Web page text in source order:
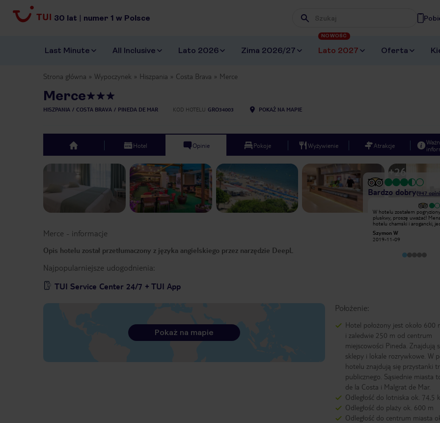
30 lat | numer 1 w Polsce Wpisz frazę, której szukasz
Last Minute All Inclusive Lato 2026 Zima 2026/27 Lato 2027
NOWOŚĆ
Oferta
Strona główna Wypoczynek Hiszpania Costa Brava Merce
Merce
HISZPANIA COSTA BRAVA PINEDA DE MAR KOD HOTELU GRO34003 POKAŻ NA MAPIE
top Hotel Opinie Pokoje Wyżywienie Atrakcje
Previous slide +26
Bardzo dobry(947
Bardzo dobry
Spędziliśmy urlop pięć razy w Hotelu
zwrócić o pomoc i zostanie
udzielona. Posiłki są bardzo smaczne
barze tańsze niż na mieście.
Wszystkie te pobyty wspominam
W hotelu zostałem
pluskwy, proszę uważać!
hotelu chamski i arogancki,
Rosji czy Niemiec. Nie
lecieć tam przez biuro
Szymon W
2019-11-09
Merce - informacje
Opis hotelu został przetłumaczony z języka angielskiego przez narzędzie DeepL
Najpopularniejsze udogodnienia:
TUI Service Center 24/7 + TUI App
Położenie:
Hotel położony jest około 600
i zaledwie 250 m od centrum
miejscowości Pineda. Znajdują
sklepy i lokale rozrywkowe. W
hotelu znajdują się przystanki
publicznego. Sąsiednie miasta
de la Costa i Malgrat de Mar.
Odległość do lotniska ok. 74,5
Odległość do plaży ok. 600 m
Odległość do centrum miasta
Pokaż na mapie